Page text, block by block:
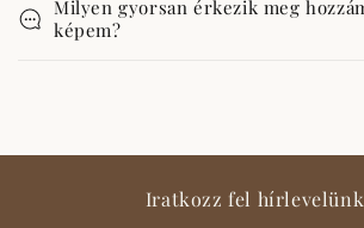
Milyen gyorsan érkezik meg
képem?
Iratkozz fel